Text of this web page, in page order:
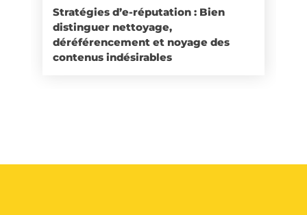
Stratégies d’e-réputation : Bien
distinguer nettoyage,
déréférencement et noyage des
contenus indésirables